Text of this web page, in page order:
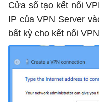
Cửa sổ tạo kết nối
IP của VPN Server
bất kỳ cho kết nối